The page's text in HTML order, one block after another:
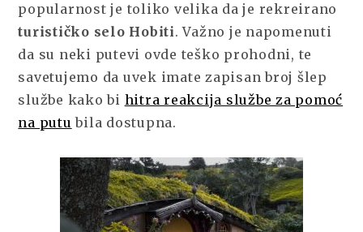
popularnost je toliko velika da je rekreirano
turističko selo Hobiti. Važno je napomenuti
da su neki putevi ovde teško prohodni, te
savetujemo da uvek imate zapisan broj šlep
službe kako bi hitra reakcija službe za pomoć
na putu bila dostupna.